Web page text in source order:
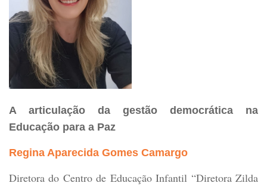
A articulação da gestão democrática na
Educação para a Paz
Regina Aparecida Gomes Camargo
Diretora do Centro de Educação Infantil “Diretora Zilda